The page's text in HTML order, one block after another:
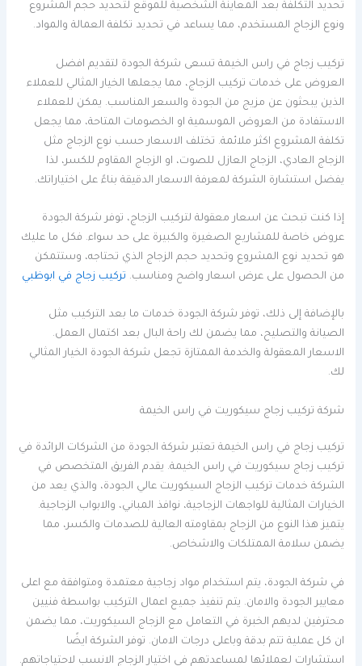
تحديد التكلفة بعد المعاينة الشخصية للموقع لتحديد حجم المشروع
ونوع الزجاج المستخدم، مما يساعد في تحديد تكلفة العمالة والمواد.
تركيب زجاج في راس الخيمة تسعى شركة الجودة لتقديم افضل
العروض على خدمات تركيب الزجاج، مما يجعلها الخيار المثالي للعملاء
الذين يبحثون عن مزيج من الجودة والسعر المناسب. يمكن للعملاء
الاستفادة من العروض الموسمية او الخصومات المتاحة، مما يجعل
تكلفة المشروع اكثر ملائمة. تختلف الاسعار حسب نوع الزجاج مثل
الزجاج العادي، الزجاج العازل للصوت، او الزجاج المقاوم للكسر، لذا
يفضل استشارة الشركة لمعرفة الاسعار الدقيقة بناءً على اختياراتك.
إذا كنت تبحث عن اسعار معقولة لتركيب الزجاج، توفر شركة الجودة
عروض خاصة للمشاريع الصغيرة والكبيرة على حد سواء. فكل ما عليك
هو تحديد نوع المشروع وتحديد حجم الزجاج الذي تحتاجه، وستتمكن
من الحصول على عرض اسعار واضح ومناسب. تركيب زجاج في ابوظبي
بالإضافة إلى ذلك، توفر شركة الجودة خدمات ما بعد التركيب مثل
الصيانة والتصليح، مما يضمن لك راحة البال بعد اكتمال العمل.
الاسعار المعقولة والخدمة الممتازة تجعل شركة الجودة الخيار المثالي
لك.
شركة تركيب زجاج سيكوريت في راس الخيمة
تركيب زجاج في راس الخيمة تعتبر شركة الجودة من الشركات الرائدة في
تركيب زجاج سيكوريت في راس الخيمة. يقدم الفريق المتخصص في
الشركة خدمات تركيب الزجاج السيكوريت عالي الجودة، والذي يعد من
الخيارات المثالية للواجهات الزجاجية، نوافذ المباني، والابواب الزجاجية.
يتميز هذا النوع من الزجاج بمقاومته العالية للصدمات والكسر، مما
يضمن سلامة الممتلكات والاشخاص.
في شركة الجودة، يتم استخدام مواد زجاجية معتمدة ومتوافقة مع اعلى
معايير الجودة والامان. يتم تنفيذ جميع اعمال التركيب بواسطة فنيين
محترفين لديهم الخبرة في التعامل مع الزجاج السيكوريت، مما يضمن
ان كل عملية تتم بدقة وباعلى درجات الامان. توفر الشركة ايضًا
استشارات لعملائها لمساعدتهم في اختيار الزجاج الانسب لاحتياجاتهم.